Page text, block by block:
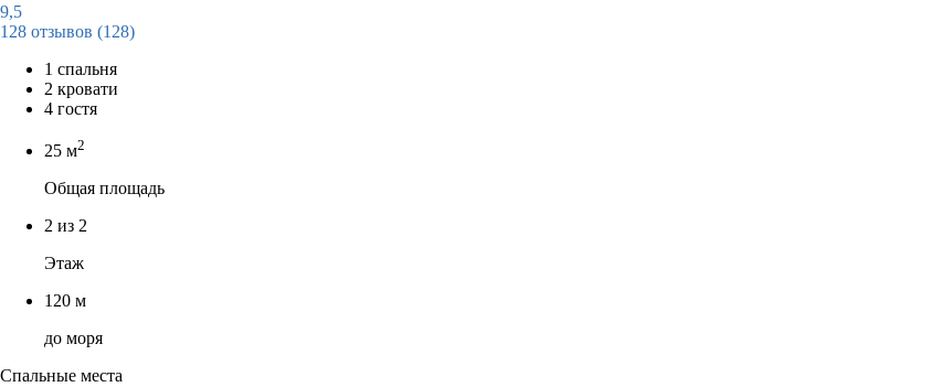
9,5
128 отзывов (128)
1 спальня
2 кровати
4 гостя
25 м2
Общая площадь
2 из 2
Этаж
120 м
до моря
Спальные места